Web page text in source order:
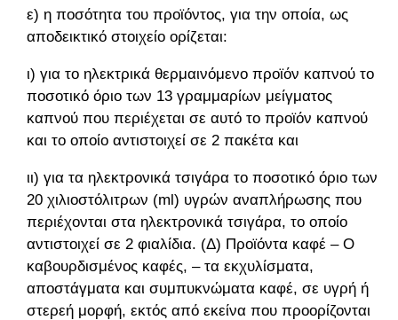
ε) η ποσότητα του προϊόντος, για την οποία, ως
αποδεικτικό στοιχείο ορίζεται:
ι) για το ηλεκτρικά θερμαινόμενο προϊόν καπνού το
ποσοτικό όριο των 13 γραμμαρίων μείγματος
καπνού που περιέχεται σε αυτό το προϊόν καπνού
και το οποίο αντιστοιχεί σε 2 πακέτα και
ιι) για τα ηλεκτρονικά τσιγάρα το ποσοτικό όριο των
20 χιλιοστόλιτρων (ml) υγρών αναπλήρωσης που
περιέχονται στα ηλεκτρονικά τσιγάρα, το οποίο
αντιστοιχεί σε 2 φιαλίδια. (Δ) Προϊόντα καφέ – O
καβουρδισμένος καφές, – τα εκχυλίσματα,
αποστάγματα και συμπυκνώματα καφέ, σε υγρή ή
στερεή μορφή, εκτός από εκείνα που προορίζονται